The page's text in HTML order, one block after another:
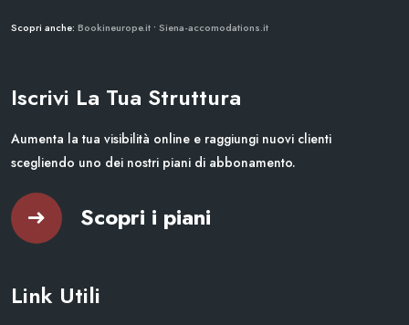
Scopri anche: Bookineurope.it • Siena-accomodations.it
Iscrivi La Tua Struttura
Aumenta la tua visibilità online e raggiungi nuovi clienti
scegliendo uno dei nostri piani di abbonamento.
Scopri i piani
Link Utili